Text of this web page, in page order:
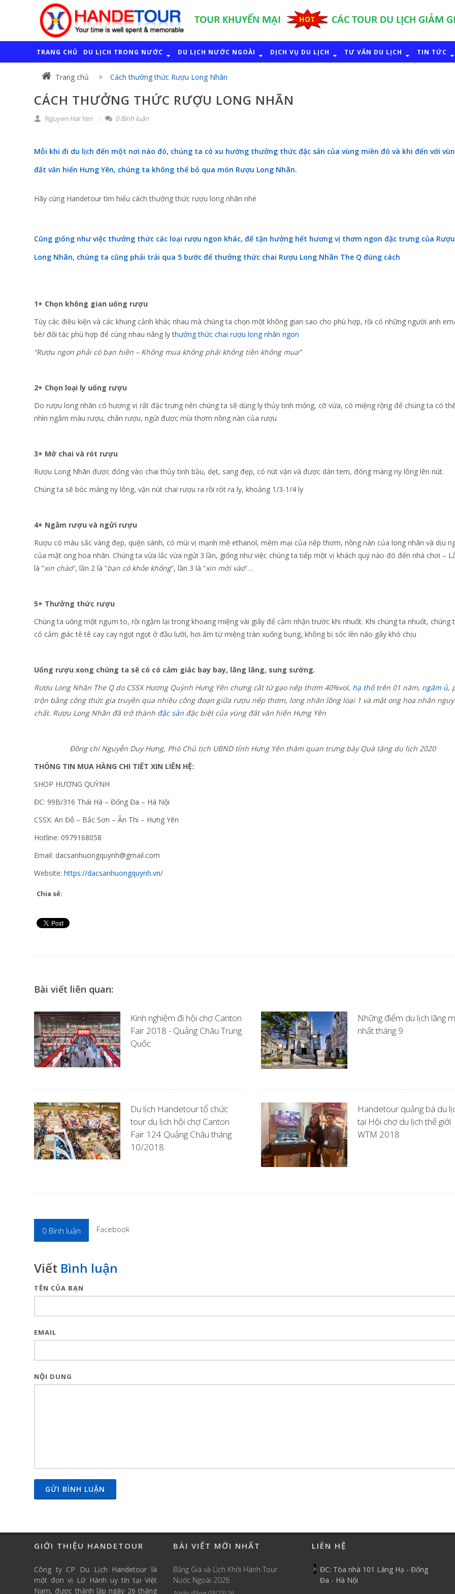
TRANG CHỦ DU LỊCH TRONG NƯỚC DU LỊCH NƯỚC NGOÀI DỊCH VỤ DU LỊCH TƯ VẤN DU LỊCH TIN TỨC
Trang chủ Cách thưởng thức Rượu Long Nhãn
CÁCH THƯỞNG THỨC RƯỢU LONG NHÃN
Nguyen Hai Yen 0 Bình luận
Mỗi khi đi du lịch đến một nơi nào đó, chúng ta có xu hướng thưởng thức đặc sản của vùng miền đó và khi đến với
đất văn hiến Hưng Yên, chúng ta không thể bỏ qua món Rượu Long Nhãn.
Hãy cùng Handetour tìm hiểu cách thưởng thức rượu long nhãn nhé
Cũng giống như việc thưởng thức các loại rượu ngon khác, để tận hưởng hết hương vị thơm ngon đặc trưng của Rượu
Long Nhãn, chúng ta cũng phải trải qua 5 bước để thưởng thức chai Rượu Long Nhãn The Q đúng cách
1+ Chọn không gian uống rượu
Tùy các điều kiện và các khung cảnh khác nhau mà chúng ta chọn một không gian sao cho phù hợp, rồi có những người anh
bè/ đối tác phù hợp để cùng nhau nâng lythưởng thức chai rượu long nhãn ngon
“Rượu ngon phải có bạn hiền – Không mua không phải không tiền không mua”
2+ Chọn loại ly uống rượu
Do rượu long nhãn có hương vị rất đặc trưng nên chúng ta sẽ dùng ly thủy tinh mỏng, cỡ vừa, có miệng rộng để chúng ta có
nhìn ngắm màu rượu, chân rượu, ngửi được mùi thơm nồng nàn của rượu
3+ Mở chai và rót rượu
Rượu Long Nhãn được đóng vào chai thủy tinh bầu, dẹt, sang đẹp, có nút vặn và được dán tem, đóng màng ny lông lên nút.
Chúng ta sẽ bóc màng ny lông, vặn nút chai rượu ra rồi rót ra ly, khoảng 1/3-1/4 ly
4+ Ngắm rượu và ngửi rượu
Rượu có màu sắc vàng đẹp, quện sánh, có mùi vị mạnh mẽ ethanol, mềm mại của nếp thơm, nồng nàn của long nhãn và dịu
của mật ong hoa nhãn. Chúng ta vừa lắc vừa ngửi 3 lần, giống như việc chúng ta tiếp một vị khách quý nào đó đến nhà chơi –
là “xin chào“, lần 2 là “bạn có khỏe không“, lần 3 là “xin mời vào“…
5+ Thưởng thức rượu
Chúng ta uống một ngụm to, rồi ngậm lại trong khoang miệng vài giây để cảm nhận trước khi nhuốt. Khi chúng ta nhuốt, chúng
có cảm giác tê tê cay cay ngọt ngọt ở đầu lưỡi, hơi ấm từ miệng tràn xuống bụng, không bị sốc lên não gây khó chịu
Uống rượu xong chúng ta sẽ có có cảm giác bay bay, lâng lâng, sung sướng.
Rượu Long Nhãn The Q do CSSX Hương Quỳnh Hưng Yên chưng cất từ gạo nếp thơm 40%vol, hạ thổtrên 01 năm, ngâm ủ,
trộn bằng công thức gia truyền qua nhiều công đoạn giữa rượu nếp thơm, long nhãn lồng loại 1 và mật ong hoa nhãn
chất. Rượu Long Nhãn đã trở thành đặc sản đặc biệt của vùng đất văn hiến Hưng Yên
Đồng chí Nguyễn Duy Hưng, Phó Chủ tịch UBND tỉnh Hưng Yên thăm quan trưng bày Quà tặng du lịch 2020
THÔNG TIN MUA HÀNG CHI TIẾT XIN LIÊN HỆ:
SHOP HƯƠNG QUỲNH
ĐC: 99B/316 Thái Hà – Đống Đa – Hà Nội
CSSX: An Đỗ – Bắc Sơn – Ân Thi – Hưng Yên
Hotline: 0979168058
Email: dacsanhuongquynh@gmail.com
Website: https://dacsanhuongquynh.vn/
Chia sẻ:
Bài viết liên quan:
Kinh nghiệm đi hội chợ Canton
Fair 2018 - Quảng Châu Trung
Quốc
Du lịch Handetour tổ chức
tour du lịch hội chợ Canton
Fair 124 Quảng Châu tháng
10/2018
Những điểm du lịch lãng
nhất tháng 9
Handetour quảng bá du
tại Hội chợ du lịch thế giới
WTM 2018
0 Bình luận Facebook
Viết Bình luận
TÊN CỦA BẠN
EMAIL
NỘI DUNG
GỬI BÌNH LUẬN
GIỚI THIỆU HANDETOUR
Công ty CP Du Lịch Handetour là
một đơn vị Lữ Hành uy tín tại Việt
Nam, được thành lập ngày 26 tháng
BÀI VIẾT MỚI NHẤT
Bảng Giá và Lịch Khởi Hành Tour
Nước Ngoài 2026
LIÊN HỆ
ĐC: Tòa nhà 101 Láng Hạ - Đống
Đa - Hà Nội